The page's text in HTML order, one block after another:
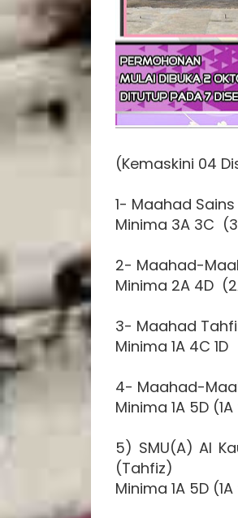
(Kemaskini 04
1- Maahad
Minima 3A 3C
2- Maahad-
Minima 2A 4D
3- Maahad
Minima 1A 4C 1D
4- Maahad-
Minima 1A 5D
5) SMU(A) Al
(Tahfiz)
Minima 1A 5D